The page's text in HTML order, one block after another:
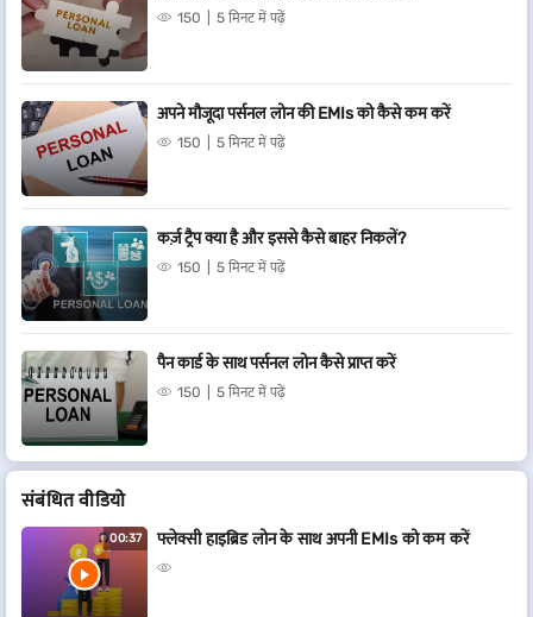
150 5 मिनट में पढ़ें
अपने मौजूदा पर्सनल लोन की EMIs को कैसे कम करें
150 5 मिनट में पढ़ें
कर्ज़ ट्रैप क्या है और इससे कैसे बाहर निकलें?
150 5 मिनट में पढ़ें
पैन कार्ड के साथ पर्सनल लोन कैसे प्राप्त करें
150 5 मिनट में पढ़ें
संबंधित वीडियो
00:37 फ्लेक्सी हाइब्रिड लोन के साथ अपनी EMIs को कम करें